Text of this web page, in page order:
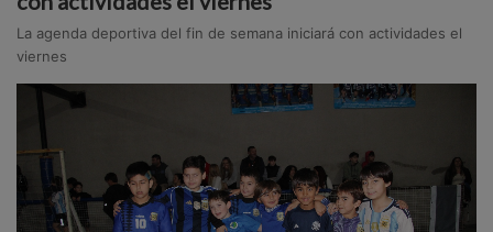
La agenda deportiva del fin de semana iniciará con actividades el
viernes